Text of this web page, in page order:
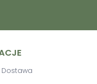
Dostawa